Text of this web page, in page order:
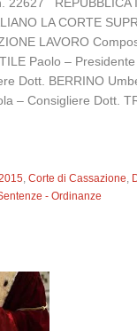
LA CORTE
LAVORO
Paolo –
Dott. BERRINO
– Consigliere Dott.
,Corte di Cassazione,
- Ordinanze